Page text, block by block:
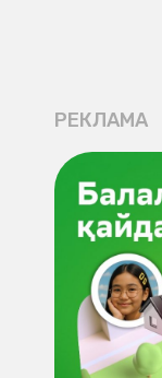
РЕКЛАМА